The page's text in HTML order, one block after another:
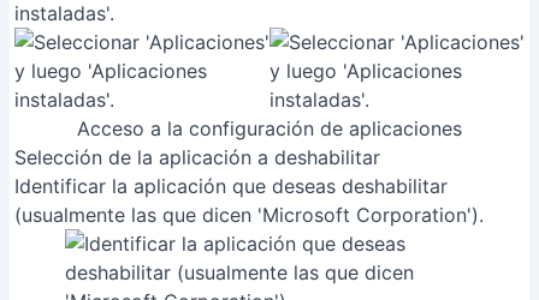
instaladas'.
Acceso a la configuración de aplicaciones
Selección de la aplicación a deshabilitar
Identificar la aplicación que deseas deshabilitar
(usualmente las que dicen 'Microsoft Corporation').